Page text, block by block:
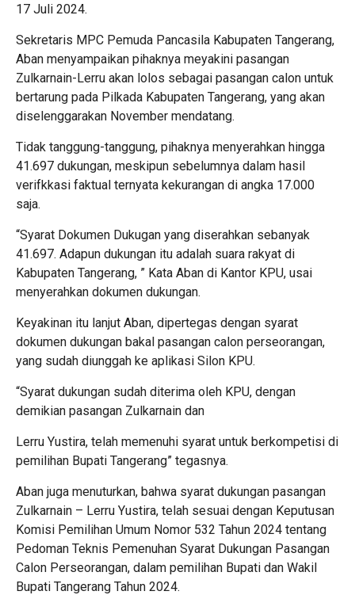
17 Juli 2024.
Sekretaris MPC Pemuda Pancasila Kabupaten Tangerang,
Aban menyampaikan pihaknya meyakini pasangan
Zulkarnain-Lerru akan lolos sebagai pasangan calon untuk
bertarung pada Pilkada Kabupaten Tangerang, yang akan
diselenggarakan November mendatang.
Tidak tanggung-tanggung, pihaknya menyerahkan hingga
41.697 dukungan, meskipun sebelumnya dalam hasil
verifkkasi faktual ternyata kekurangan di angka 17.000
saja.
“Syarat Dokumen Dukugan yang diserahkan sebanyak
41.697. Adapun dukungan itu adalah suara rakyat di
Kabupaten Tangerang, ” Kata Aban di Kantor KPU, usai
menyerahkan dokumen dukungan.
Keyakinan itu lanjut Aban, dipertegas dengan syarat
dokumen dukungan bakal pasangan calon perseorangan,
yang sudah diunggah ke aplikasi Silon KPU.
“Syarat dukungan sudah diterima oleh KPU, dengan
demikian pasangan Zulkarnain dan
Lerru Yustira, telah memenuhi syarat untuk berkompetisi di
pemilihan Bupati Tangerang” tegasnya.
Aban juga menuturkan, bahwa syarat dukungan pasangan
Zulkarnain – Lerru Yustira, telah sesuai dengan Keputusan
Komisi Pemilihan Umum Nomor 532 Tahun 2024 tentang
Pedoman Teknis Pemenuhan Syarat Dukungan Pasangan
Calon Perseorangan, dalam pemilihan Bupati dan Wakil
Bupati Tangerang Tahun 2024.